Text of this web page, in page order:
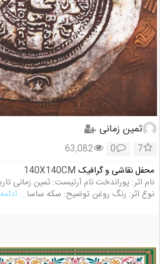
ثمین زمانی
7
0
63,082
محفل نقاشی و گرافیک 140X140CM
نوع اثر: رنگ روغن توضيح: سكه ساسا... ادامه